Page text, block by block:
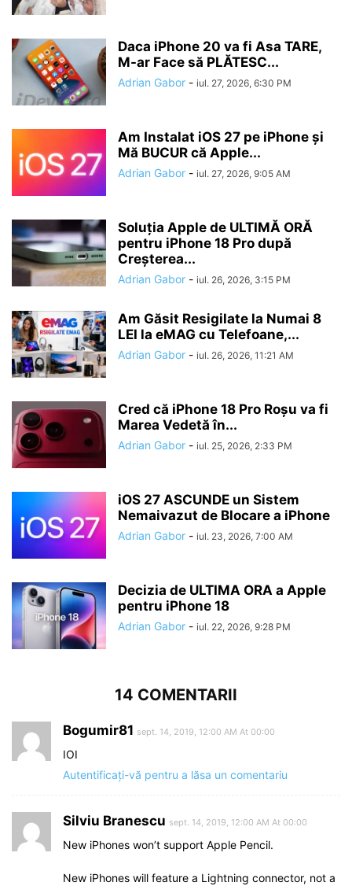
Daca iPhone 20 va fi Asa TARE,
M-ar Face să PLĂTESC...
Adrian Gabor - iul. 27, 2026, 6:30 PM
Am Instalat iOS 27 pe iPhone și
Mă BUCUR că Apple...
Adrian Gabor - iul. 27, 2026, 9:05 AM
Soluția Apple de ULTIMĂ ORĂ
pentru iPhone 18 Pro după
Creșterea...
Adrian Gabor - iul. 26, 2026, 3:15 PM
Am Găsit Resigilate la Numai 8
LEI la eMAG cu Telefoane,...
Adrian Gabor - iul. 26, 2026, 11:21 AM
Cred că iPhone 18 Pro Roșu va fi
Marea Vedetă în...
Adrian Gabor - iul. 25, 2026, 2:33 PM
iOS 27 ASCUNDE un Sistem
Nemaivazut de Blocare a iPhone
Adrian Gabor - iul. 23, 2026, 7:00 AM
Decizia de ULTIMA ORA a Apple
pentru iPhone 18
Adrian Gabor - iul. 22, 2026, 9:28 PM
14 COMENTARII
Bogumir81 sept. 14, 2019, 12:00 AM At 00:00
IOI
Autentificați-vă pentru a lăsa un comentariu
Silviu Branescu sept. 14, 2019, 12:00 AM At 00:00
New iPhones won’t support Apple Pencil.
New iPhones will feature a Lightning connector, not a